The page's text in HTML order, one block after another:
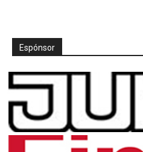
Espónsor